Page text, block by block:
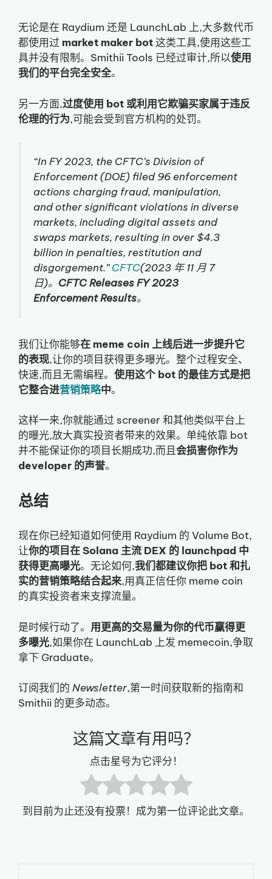
无论是在 Raydium 还是 LaunchLab 上,大多数代币
都使用过 market maker bot这类工具,使用这些工
具并没有限制。Smithii Tools 已经过审计,所以使用
我们的平台完全安全。
另一方面,过度使用 bot 或利用它欺骗买家属于违反
伦理的行为,可能会受到官方机构的处罚。
“In FY 2023, the CFTC’s Division of
Enforcement (DOE) filed 96 enforcement
actions charging fraud, manipulation,
and other significant violations in diverse
markets, including digital assets and
swaps markets, resulting in over $4.3
billion in penalties, restitution and
disgorgement.” CFTC(2023 年 11 月 7
日)。 CFTC Releases FY 2023
Enforcement Results。
我们让你能够在 meme coin 上线后进一步提升它
的表现,让你的项目获得更多曝光。整个过程安全、
快速,而且无需编程。 使用这个 bot 的最佳方式是把
它整合进营销策略中。
这样一来,你就能通过 screener 和其他类似平台上
的曝光,放大真实投资者带来的效果。单纯依靠 bot
并不能保证你的项目长期成功,而且会损害你作为
developer 的声誉。
总结
现在你已经知道如何使用 Raydium 的 Volume Bot,
让你的项目在 Solana 主流 DEX 的 launchpad 中
获得更高曝光。无论如何,我们都建议你把 bot 和扎
实的营销策略结合起来,用真正信任你 meme coin
的真实投资者来支撑流量。
是时候行动了。 用更高的交易量为你的代币赢得更
多曝光,如果你在 LaunchLab 上发 memecoin,争取
拿下 Graduate。
订阅我们的 Newsletter,第一时间获取新的指南和
Smithii 的更多动态。
这篇文章有用吗？
点击星号为它评分！
到目前为止还没有投票！成为第一位评论此文章。